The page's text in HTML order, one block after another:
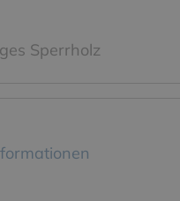
Sperrholz